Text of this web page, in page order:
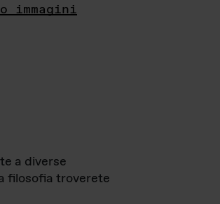
immagini
a diverse
filosofia troverete